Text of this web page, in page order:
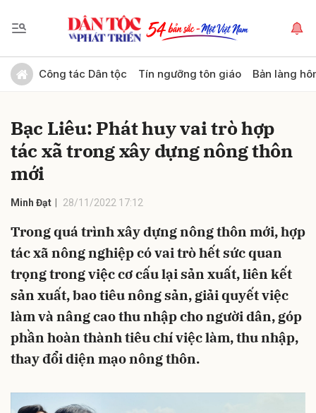
Công tác Dân tộc Tín ngưỡng tôn giáo Bản làng
Bạc Liêu: Phát huy vai trò hợp
tác xã trong xây dựng nông thôn
mới
Minh Đạt 28/11/2022 17:12
Trong quá trình xây dựng nông thôn mới, hợp
tác xã nông nghiệp có vai trò hết sức quan
trọng trong việc cơ cấu lại sản xuất, liên kết
sản xuất, bao tiêu nông sản, giải quyết việc
làm và nâng cao thu nhập cho người dân, góp
phần hoàn thành tiêu chí việc làm, thu nhập,
thay đổi diện mạo nông thôn.
Gửi bình luận